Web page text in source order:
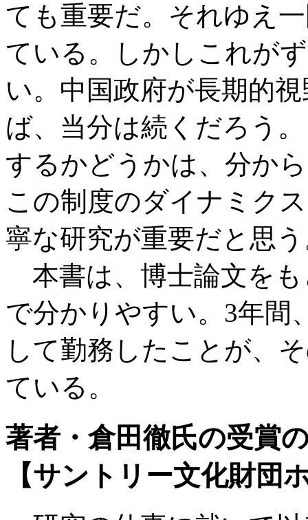
ても重要だ。それゆえ
ている。しかしこれが
い。中国政府が長期的
ば、当分は続くだろう
するかどうかは、分か
この制度のダイナミク
寧な研究が重要だと思
本書は、博士論文を
で分かりやすい。3年間
して勤務したことが、
ている。
著者・倉田徹氏の受賞
【サントリー文化財団